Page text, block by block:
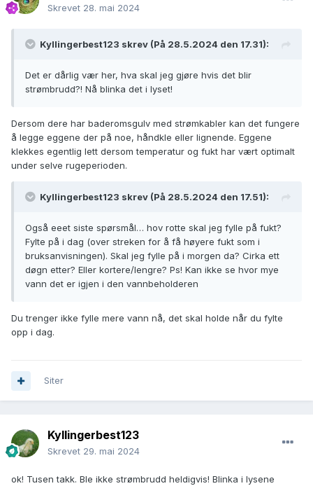
Skrevet 28. mai 2024
Kyllingerbest123 skrev (På 28.5.2024 den 17.31):
Det er dårlig vær her, hva skal jeg gjøre hvis det blir
strømbrudd?! Nå blinka det i lyset!
Dersom dere har baderomsgulv med strømkabler kan det fungere
å legge eggene der på noe, håndkle eller lignende. Eggene
klekkes egentlig lett dersom temperatur og fukt har vært optimalt
under selve rugeperioden.
Kyllingerbest123 skrev (På 28.5.2024 den 17.51):
Også eeet siste spørsmål… hov rotte skal jeg fylle på fukt?
Fylte på i dag (over streken for å få høyere fukt som i
bruksanvisningen). Skal jeg fylle på i morgen da? Cirka ett
døgn etter? Eller kortere/lengre? Ps! Kan ikke se hvor mye
vann det er igjen i den vannbeholderen
Du trenger ikke fylle mere vann nå, det skal holde når du fylte
opp i dag.
Siter
Kyllingerbest123
Skrevet 29. mai 2024
ok! Tusen takk. Ble ikke strømbrudd heldigvis! Blinka i lysene